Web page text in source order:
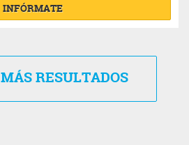
INFÓRMATE
MÁS RESULTADOS